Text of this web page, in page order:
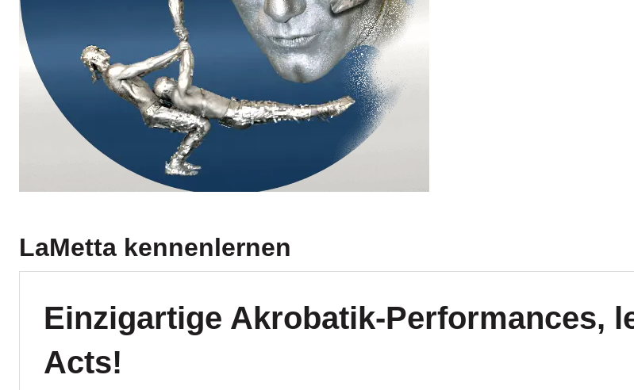
LaMetta kennenlernen
Einzigartige Akrobatik-Performances,
Acts!